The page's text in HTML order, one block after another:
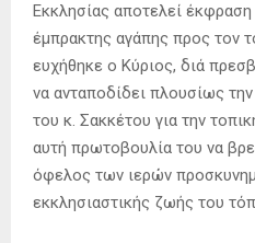
Εκκλησίας αποτελεί
έμπρακτης αγάπης προς τον
ευχήθηκε ο Κύριος, διά
να ανταποδίδει πλουσίως
του κ. Σακκέτου για την
αυτή πρωτοβουλία του να
όφελος των ιερών
εκκλησιαστικής ζωής του